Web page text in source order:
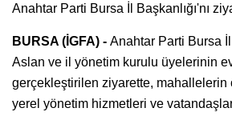
Anahtar Parti Bursa İl Başkanlığı'nı
BURSA (İGFA) - Anahtar Parti Bursa
Aslan ve il yönetim kurulu üyelerinin
gerçekleştirilen ziyarette, mahallelerin
yerel yönetim hizmetleri ve